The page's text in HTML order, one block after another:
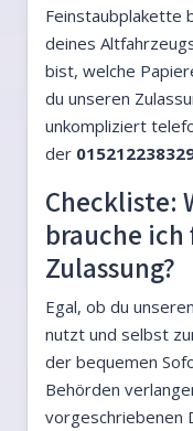
Feinstaubplakette
deines
bist, welche
du unseren
unkompliziert
der
Checkliste:
brauche ich
Zulassung?
Egal, ob du
nutzt und selbst
der bequemen
Behörden
vorgeschriebenen